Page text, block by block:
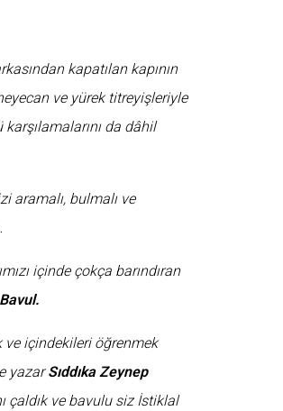
kapatılan kapının
ve yürek titreyişleriyle
da dâhil
aramalı, bulmalı ve
içinde çokça barındıran
içindekileri öğrenmek
yazarSıddıka Zeynep
çaldık ve bavulu siz İstiklal